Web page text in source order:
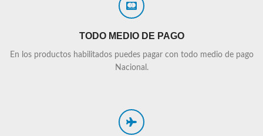
TODO MEDIO DE PAGO
En los productos habilitados puedes pagar con todo medio de pago
Nacional.